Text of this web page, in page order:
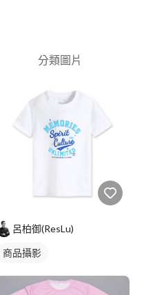
分類圖片
呂柏御(ResLu)
商品攝影